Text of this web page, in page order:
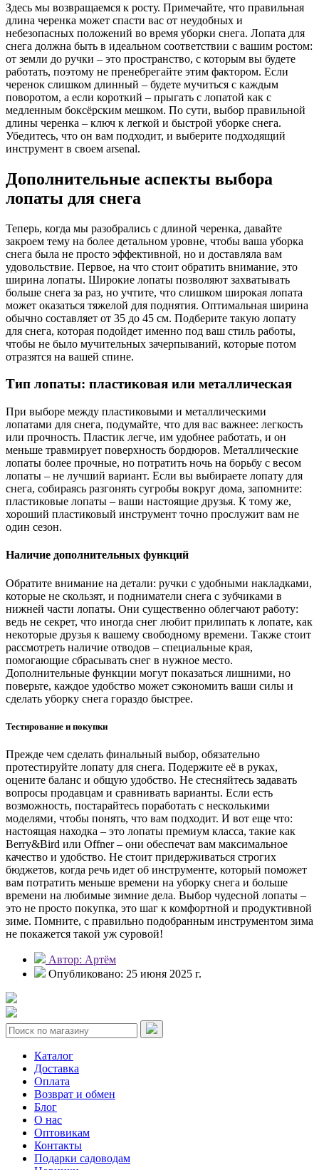
Здесь мы возвращаемся к росту. Примечайте, что правильная
длина черенка может спасти вас от неудобных и
небезопасных положений во время уборки снега. Лопата для
снега должна быть в идеальном соответствии с вашим ростом:
от земли до ручки – это пространство, с которым вы будете
работать, поэтому не пренебрегайте этим фактором. Если
черенок слишком длинный – будете мучиться с каждым
поворотом, а если короткий – прыгать с лопатой как с
медленным боксёрским мешком. По сути, выбор правильной
длины черенка – ключ к легкой и быстрой уборке снега.
Убедитесь, что он вам подходит, и выберите подходящий
инструмент в своем arsenal.
Дополнительные аспекты выбора
лопаты для снега
Теперь, когда мы разобрались с длиной черенка, давайте
закроем тему на более детальном уровне, чтобы ваша уборка
снега была не просто эффективной, но и доставляла вам
удовольствие. Первое, на что стоит обратить внимание, это
ширина лопаты. Широкие лопаты позволяют захватывать
больше снега за раз, но учтите, что слишком широкая лопата
может оказаться тяжелой для поднятия. Оптимальная ширина
обычно составляет от 35 до 45 см. Подберите такую лопату
для снега, которая подойдет именно под ваш стиль работы,
чтобы не было мучительных зачерпываний, которые потом
отразятся на вашей спине.
Тип лопаты: пластиковая или металлическая
При выборе между пластиковыми и металлическими
лопатами для снега, подумайте, что для вас важнее: легкость
или прочность. Пластик легче, им удобнее работать, и он
меньше травмирует поверхность бордюров. Металлические
лопаты более прочные, но потратить ночь на борьбу с весом
лопаты – не лучший вариант. Если вы выбираете лопату для
снега, собираясь разгонять сугробы вокруг дома, запомните:
пластиковые лопаты – ваши настоящие друзья. К тому же,
хороший пластиковый инструмент точно прослужит вам не
один сезон.
Наличие дополнительных функций
Обратите внимание на детали: ручки с удобными накладками,
которые не скользят, и подниматели снега с зубчиками в
нижней части лопаты. Они существенно облегчают работу:
ведь не секрет, что иногда снег любит прилипать к лопате, как
некоторые друзья к вашему свободному времени. Также стоит
рассмотреть наличие отводов – специальные края,
помогающие сбрасывать снег в нужное место.
Дополнительные функции могут показаться лишними, но
поверьте, каждое удобство может сэкономить ваши силы и
сделать уборку снега гораздо быстрее.
Тестирование и покупки
Прежде чем сделать финальный выбор, обязательно
протестируйте лопату для снега. Подержите её в руках,
оцените баланс и общую удобство. Не стесняйтесь задавать
вопросы продавцам и сравнивать варианты. Если есть
возможность, постарайтесь поработать с несколькими
моделями, чтобы понять, что вам подходит. И вот еще что:
настоящая находка – это лопаты премиум класса, такие как
Berry&Bird или Offner – они обеспечат вам максимальное
качество и удобство. Не стоит придерживаться строгих
бюджетов, когда речь идет об инструменте, который поможет
вам потратить меньше времени на уборку снега и больше
времени на любимые зимние дела. Выбор чудесной лопаты –
это не просто покупка, это шаг к комфортной и продуктивной
зиме. Помните, с правильно подобранным инструментом зима
не покажется такой уж суровой!
Автор: Артём
Опубликовано: 25 июня 2025 г.
Каталог
Доставка
Оплата
Возврат и обмен
Блог
О нас
Оптовикам
Контакты
Подарки садоводам